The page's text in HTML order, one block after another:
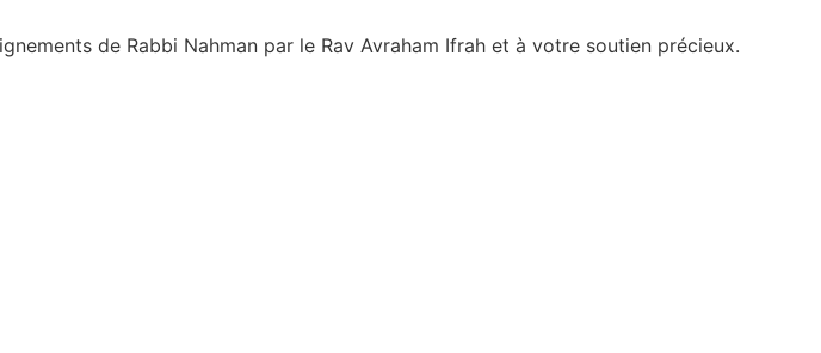
de Rabbi Nahman par le Rav Avraham Ifrah et à votre soutien précieux.